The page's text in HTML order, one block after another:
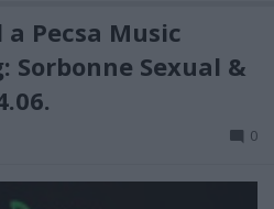
Pecsa Music
Sorbonne Sexual &
0